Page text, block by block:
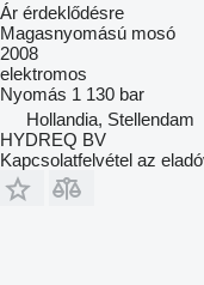
Ár érdeklődésre
Magasnyomású mosó
2008
elektromos
Nyomás 1 130 bar
Hollandia, Stellendam
HYDREQ BV
Kapcsolatfelvétel az